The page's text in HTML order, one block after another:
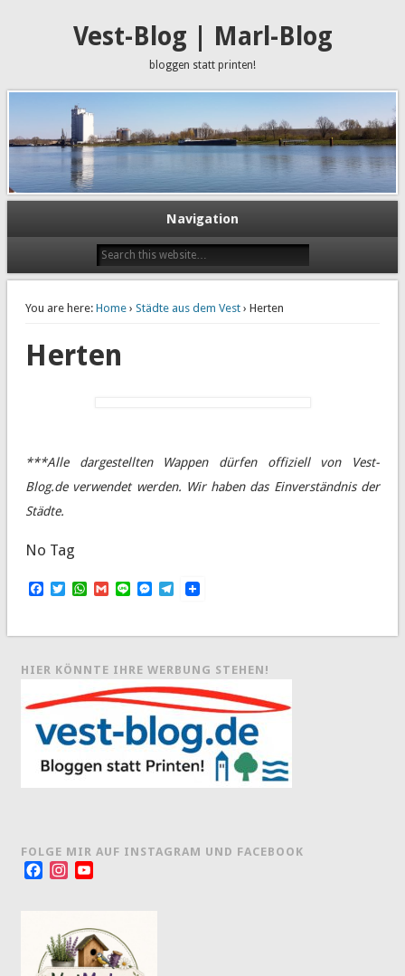
Vest-Blog | Marl-Blog
bloggen statt printen!
Navigation
You are here: Home› Städte aus dem Vest› Herten
Herten
***Alle dargestellten Wappen dürfen offiziell von Vest-
Blog.de verwendet werden. Wir haben das Einverständnis der
Städte.
No Tag
Facebook
TwitterWhatsApp
Gmail
LineMessenger
Telegram
HIER KÖNNTE IHRE WERBUNG STEHEN!
FOLGE MIR AUF INSTAGRAM UND FACEBOOK
FacebookInstagram